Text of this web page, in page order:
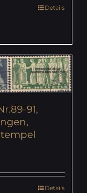
Details
91,
Details